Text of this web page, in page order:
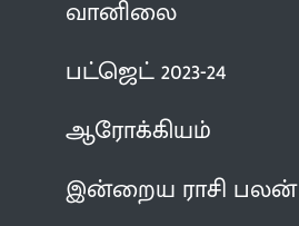
வானிலை
பட்ஜெட் 2023-24
ஆரோக்கியம்
இன்றைய ராசி பலன்